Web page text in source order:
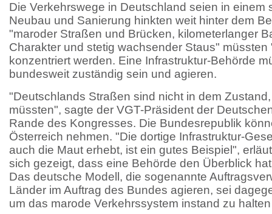
Die Verkehrswege in Deutschland seien in einem
Neubau und Sanierung hinkten weit hinter dem
"maroder Straßen und Brücken, kilometerlanger
Charakter und stetig wachsender Staus" müssten
konzentriert werden. Eine Infrastruktur-Behörde
bundesweit zuständig sein und agieren.
"Deutschlands Straßen sind nicht in dem
müssten", sagte der VGT-Präsident der
Rande des Kongresses. Die Bundesrepublik
Österreich nehmen. "Die dortige Infrastruktur-
auch die Maut erhebt, ist ein gutes Beispiel",
sich gezeigt, dass eine Behörde den Überblick
Das deutsche Modell, die sogenannte
Länder im Auftrag des Bundes agieren, sei
um das marode Verkehrssystem instand zu